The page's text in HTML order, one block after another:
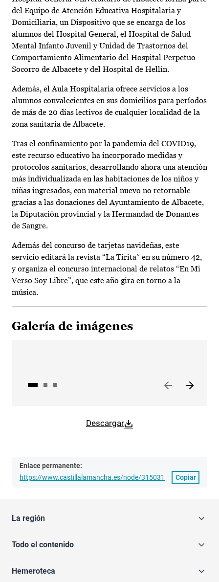
del Equipo de Atención Educativa Hospitalaria y
Domiciliaria, un Dispositivo que se encarga de los
alumnos del Hospital General, el Hospital de Salud
Mental Infanto Juvenil y Unidad de Trastornos del
Comportamiento Alimentario del Hospital Perpetuo
Socorro de Albacete y del Hospital de Hellín.
Además, el Aula Hospitalaria ofrece servicios a los
alumnos convalecientes en sus domicilios para períodos
de más de 20 días lectivos de cualquier localidad de la
zona sanitaria de Albacete.
Tras el confinamiento por la pandemia del COVID19,
este recurso educativo ha incorporado medidas y
protocolos sanitarios, desarrollando ahora una atención
más individualizada en las habitaciones de los niños y
niñas ingresados, con material nuevo no retornable
gracias a las donaciones del Ayuntamiento de Albacete,
la Diputación provincial y la Hermandad de Donantes
de Sangre.
Además del concurso de tarjetas navideñas, este
servicio editará la revista “La Tirita” en su número 42,
y organiza el concurso internacional de relatos “En Mi
Verso Soy Libre”, que este año gira en torno a la
música.
Galería de imágenes
Descargar
Enlace permanente:
https://www.castillalamancha.es/node/315031
Copiar
La región
Todo el contenido
Hemeroteca